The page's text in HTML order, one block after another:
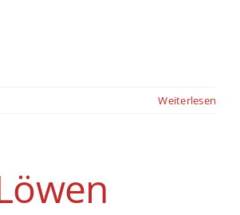
Weiterlesen